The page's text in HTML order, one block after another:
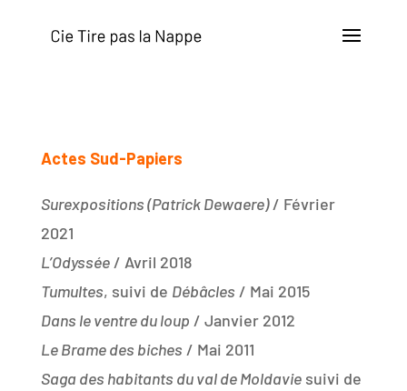
Actes Sud-Papiers
Surexpositions (Patrick Dewaere)/ Février
2021
L’Odyssée/ Avril 2018
Tumultes, suivi de Débâcles / Mai 2015
Dans le ventre du loup / Janvier 2012
Le Brame des biches / Mai 2011
Saga des habitants du val de Moldaviesuivi de